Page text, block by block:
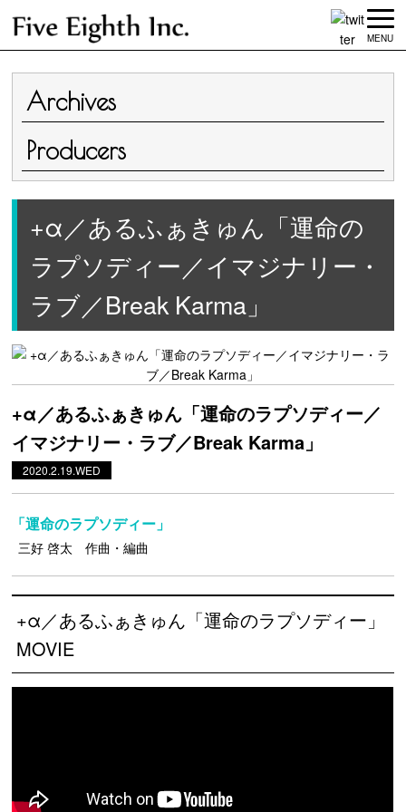
MENU
Archives
Producers
+α／あるふぁきゅん「運命の
ラプソディー／イマジナリー・
ラブ／Break Karma」
+α／あるふぁきゅん「運命のラプソディー／
イマジナリー・ラブ／Break Karma」
2020.2.19.WED
「運命のラプソディー」
三好 啓太 作曲・編曲
+α／あるふぁきゅん「運命のラプソディー」
MOVIE